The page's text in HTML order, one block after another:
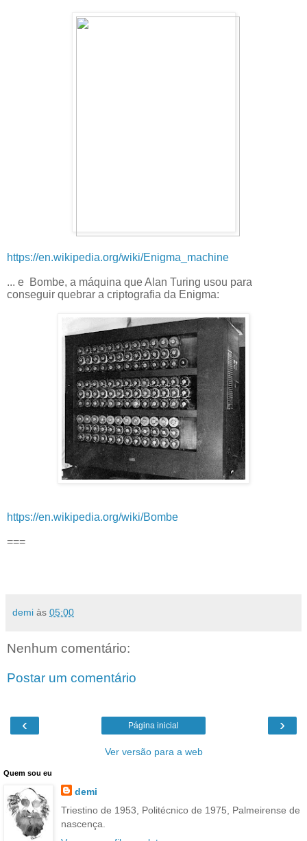
https://en.wikipedia.org/wiki/Enigma_machine
... e Bombe, a máquina que Alan Turing usou para
conseguir quebrar a criptografia da Enigma:
https://en.wikipedia.org/wiki/Bombe
===
demi às 05:00
Nenhum comentário:
Postar um comentário
‹ ›
Página inicial
Ver versão para a web
Quem sou eu
demi
Triestino de 1953, Politécnico de 1975, Palmeirense de
nascença.